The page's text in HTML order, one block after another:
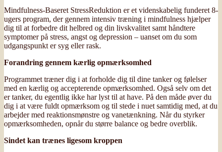
Mindfulness-Baseret StressReduktion er et videnskabelig funderet 8-
ugers program, der gennem intensiv træning i mindfulness hjælper
dig til at forbedre dit helbred og din livskvalitet samt håndtere
symptomer på stress, angst og depression – uanset om du som
udgangspunkt er syg eller rask.
Forandring gennem kærlig opmærksomhed
Programmet træner dig i at forholde dig til dine tanker og følelser
med en kærlig og accepterende opmærksomhed. Også selv om det
er tanker, du egentlig ikke har lyst til at have. På den måde øver du
dig i at være fuldt opmærksom og til stede i nuet samtidig med, at du
arbejder med reaktionsmønstre og vanetænkning. Når du styrker
opmærksomheden, opnår du større balance og bedre overblik.
Sindet kan trænes ligesom kroppen